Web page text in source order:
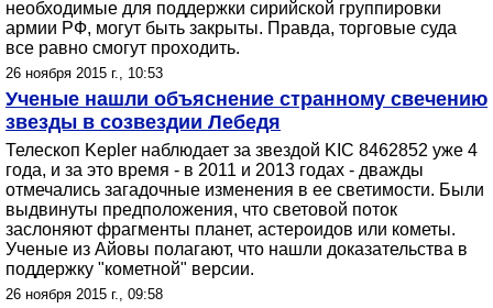
необходимые для поддержки сирийской группировки
армии РФ, могут быть закрыты. Правда, торговые суда
все равно смогут проходить.
26 ноября 2015 г., 10:53
Ученые нашли объяснение странному свечению
звезды в созвездии Лебедя
Телескоп Kepler наблюдает за звездой KIC 8462852 уже 4
года, и за это время - в 2011 и 2013 годах - дважды
отмечались загадочные изменения в ее светимости. Были
выдвинуты предположения, что световой поток
заслоняют фрагменты планет, астероидов или кометы.
Ученые из Айовы полагают, что нашли доказательства в
поддержку "кометной" версии.
26 ноября 2015 г., 09:58